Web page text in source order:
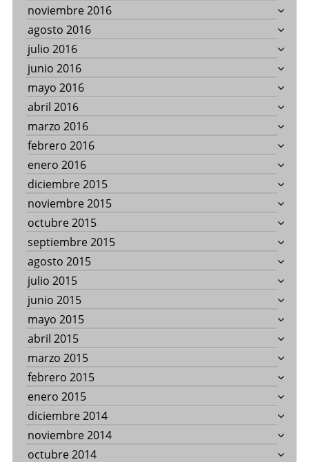
noviembre 2016
agosto 2016
julio 2016
junio 2016
mayo 2016
abril 2016
marzo 2016
febrero 2016
enero 2016
diciembre 2015
noviembre 2015
octubre 2015
septiembre 2015
agosto 2015
julio 2015
junio 2015
mayo 2015
abril 2015
marzo 2015
febrero 2015
enero 2015
diciembre 2014
noviembre 2014
octubre 2014